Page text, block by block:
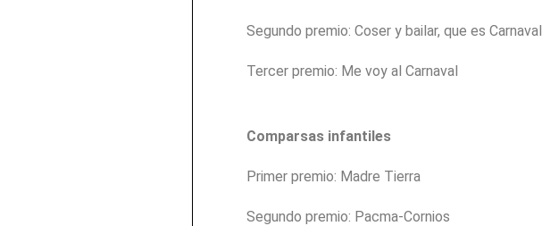
Segundo premio: Coser y bailar, que es Carnaval
Tercer premio: Me voy al Carnaval
Comparsas infantiles
Primer premio: Madre Tierra
Segundo premio: Pacma-Cornios